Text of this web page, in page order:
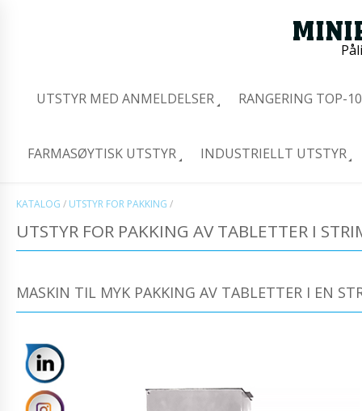
UTSTYR MED ANMELDELSER RANGERING TOP-
FARMASØYTISK UTSTYR INDUSTRIELLT UTSTYR
KATALOG / UTSTYR FOR PAKKING /
UTSTYR FOR PAKKING AV TABLETTER I
MASKIN TIL MYK PAKKING AV TABLETTER I EN